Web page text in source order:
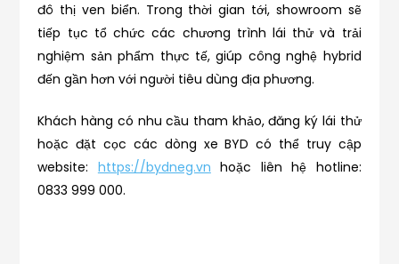
đô thị ven biển. Trong thời gian tới, showroom sẽ
tiếp tục tổ chức các chương trình lái thử và trải
nghiệm sản phẩm thực tế, giúp công nghệ hybrid
đến gần hơn với người tiêu dùng địa phương.
Khách hàng có nhu cầu tham khảo, đăng ký lái thử
hoặc đặt cọc các dòng xe BYD có thể truy cập
website: https://bydneg.vn hoặc liên hệ hotline:
0833 999 000.